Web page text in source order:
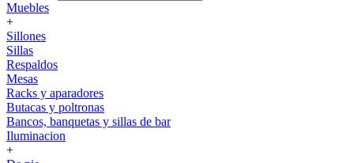
Muebles
+
Sillones
Sillas
Respaldos
Mesas
Racks y aparadores
Butacas y poltronas
Bancos, banquetas y sillas de bar
Iluminacion
+